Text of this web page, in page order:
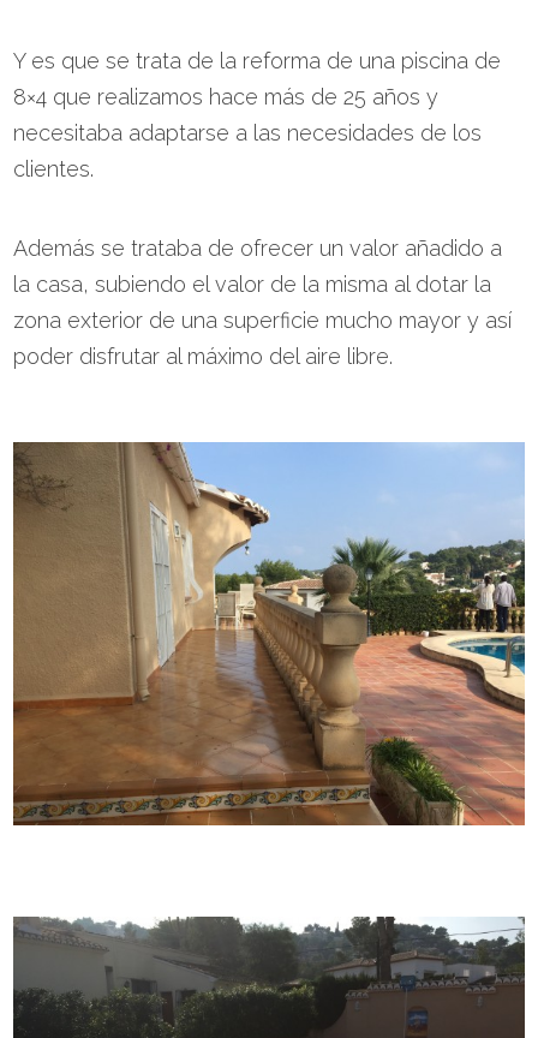
Y es que se trata de la reforma de una piscina de
8×4 que realizamos hace más de 25 años y
necesitaba adaptarse a las necesidades de los
clientes.
Además se trataba de ofrecer un valor añadido a
la casa, subiendo el valor de la misma al dotar la
zona exterior de una superficie mucho mayor y así
poder disfrutar al máximo del aire libre.